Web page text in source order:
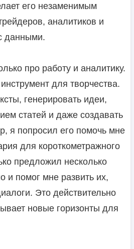
его незаменимым
аналитиков и
данными.
про работу и аналитику.
для творчества.
генерировать идеи,
статей и даже создавать
я попросил его помочь мне
для короткометражного
предложил несколько
и помог мне развить их,
Это действительно
новые горизонты для